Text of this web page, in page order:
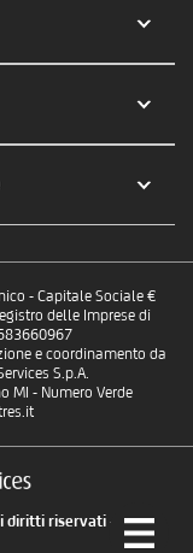
- Capitale Sociale €
delle Imprese di
e coordinamento da
S.p.A.
MI - Numero Verde
diritti riservati - P.IVA